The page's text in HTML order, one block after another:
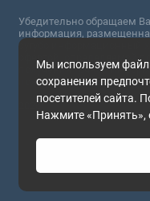
Мы используем
сохранения
посетителей сайта.
Нажмите «Принять»,
Убедительно обращаем
информация,
сугубо информационный
офертой, определяемой
получения точной
пожалуйста,
2026